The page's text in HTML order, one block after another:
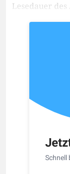
Lesedauer
Schnell